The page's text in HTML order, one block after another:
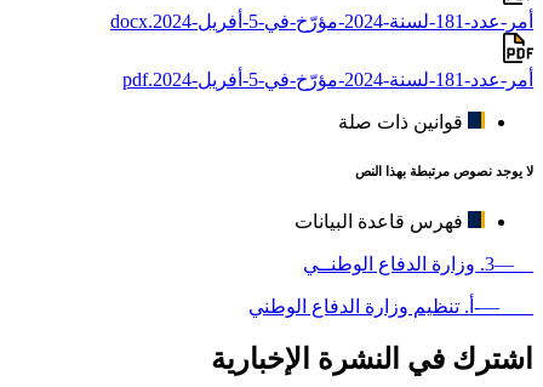
أمر-عدد-181-لسنة-2024-مؤرّخ-في-5-أفريل-2024.docx
أمر-عدد-181-لسنة-2024-مؤرّخ-في-5-أفريل-2024.pdf
قوانين ذات صلة
لا يوجد نصوص مرتبطة بهذا النص
فهرس قاعدة البيانات
—3. وزارة الدفاع الوطنــي
—-أ. تنظيم وزارة الدفاع الوطني
اشترك في النشرة الإخبارية